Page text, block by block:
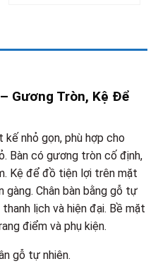
Gương Tròn, Kệ Để
nhỏ gọn, phù hợp cho
Bàn có gương tròn cố định,
Kệ để đồ tiện lợi trên mặt
gàng. Chân bàn bằng gỗ tự
lịch và hiện đại. Bề mặt
điểm và phụ kiện.
gỗ tự nhiên.